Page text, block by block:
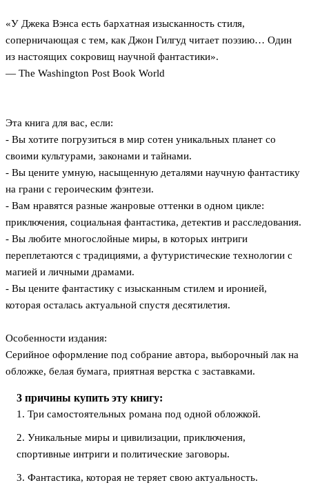
«У Джека Вэнса есть бархатная изысканность стиля,
соперничающая с тем, как Джон Гилгуд читает поэзию… Один
из настоящих сокровищ научной фантастики».
— The Washington Post Book World
Эта книга для вас, если:
- Вы хотите погрузиться в мир сотен уникальных планет со
своими культурами, законами и тайнами.
- Вы цените умную, насыщенную деталями научную фантастику
на грани с героическим фэнтези.
- Вам нравятся разные жанровые оттенки в одном цикле:
приключения, социальная фантастика, детектив и расследования.
- Вы любите многослойные миры, в которых интриги
переплетаются с традициями, а футуристические технологии с
магией и личными драмами.
- Вы цените фантастику с изысканным стилем и иронией,
которая осталась актуальной спустя десятилетия.
Особенности издания:
Серийное оформление под собрание автора, выборочный лак на
обложке, белая бумага, приятная верстка с заставками.
3 причины купить эту книгу:
1. Три самостоятельных романа под одной обложкой.
2. Уникальные миры и цивилизации, приключения,
спортивные интриги и политические заговоры.
3. Фантастика, которая не теряет свою актуальность.